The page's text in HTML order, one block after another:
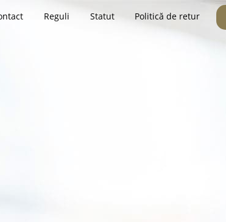
Reguli Statut Politică de retur